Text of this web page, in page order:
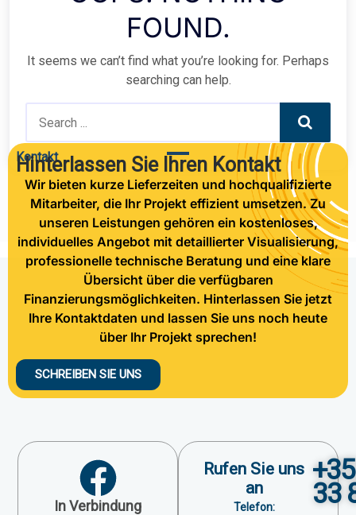
FOUND.
It seems we can’t find what you’re looking for. Perhaps
searching can help.
Search
Kontakt
Hinterlassen Sie Ihren Kontakt
Wir bieten kurze Lieferzeiten und hochqualifizierte
Mitarbeiter, die Ihr Projekt effizient umsetzen. Zu
unseren Leistungen gehören ein kostenloses,
individuelles Angebot mit detaillierter Visualisierung,
professionelle technische Beratung und eine klare
Übersicht über die verfügbaren
Finanzierungsmöglichkeiten. Hinterlassen Sie jetzt
Ihre Kontaktdaten und lassen Sie uns noch heute
über Ihr Projekt sprechen!
SCHREIBEN SIE UNS
In Verbindung
Rufen Sie uns
an
Telefon: 33